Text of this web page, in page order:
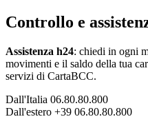
Controllo e
Assistenza h24: chiedi in ogni
movimenti e il saldo della tua
servizi di CartaBCC.
Dall'Italia 06.80.80.800
Dall'estero +39 06.80.80.800